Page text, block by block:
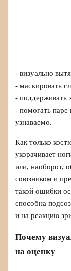
- визуально
- маскировать
- поддерживать
- помогать паре
узнаваемо.
Как только
укорачивает
или, наоборот,
союзником и
такой ошибки
способна
и на реакцию
Почему
на оценку